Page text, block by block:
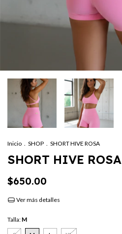
Inicio . SHOP . SHORT HIVE ROSA
SHORT HIVE ROSA
$650.00
Ver más detalles
Talla:M